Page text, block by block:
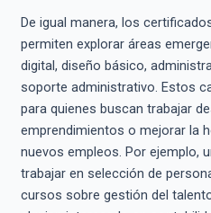
De igual manera, los
permiten explorar áreas
digital, diseño básico,
soporte administrativo. Estos
para quienes buscan trabajar
emprendimientos o mejorar la
nuevos empleos. Por ejemplo,
trabajar en selección de
cursos sobre gestión del